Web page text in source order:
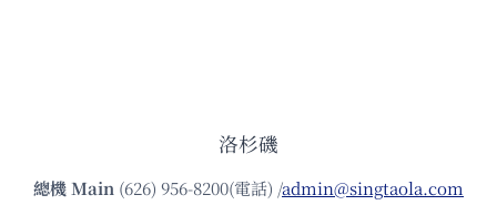
洛杉磯
總機Main (626) 956-8200(電話) /admin@singtaola.com